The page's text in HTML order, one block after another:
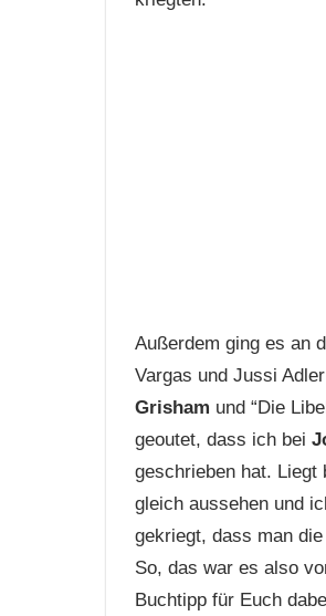
Außerdem ging es an
Vargas und Jussi
Grisham und “Die
geoutet, dass ich bei
geschrieben hat. Liegt
gleich aussehen und
gekriegt, dass man
So, das war es also
Buchtipp für Euch